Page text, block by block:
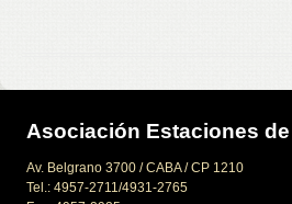
Asociación Estaciones
Av. Belgrano 3700 / CABA / CP 1210
Tel.: 4957-2711/4931-2765